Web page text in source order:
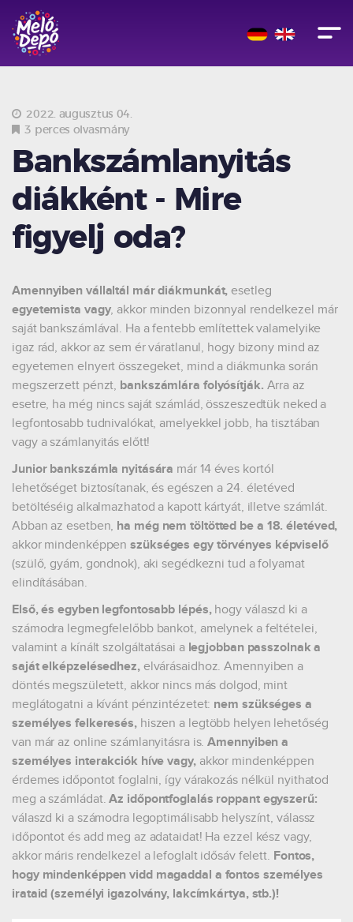
2022. augusztus 04.
3 perces olvasmány
Bankszámlanyitás
diákként - Mire
figyelj oda?
Amennyiben vállaltál már diákmunkát, esetleg
egyetemista vagy, akkor minden bizonnyal rendelkezel már
saját bankszámlával. Ha a fentebb említettek valamelyike
igaz rád, akkor az sem ér váratlanul, hogy bizony mind az
egyetemen elnyert összegeket, mind a diákmunka során
megszerzett pénzt, bankszámlára folyósítják. Arra az
esetre, ha még nincs saját számlád, összeszedtük neked a
legfontosabb tudnivalókat, amelyekkel jobb, ha tisztában
vagy a számlanyitás előtt!
Junior bankszámla nyitására már 14 éves kortól
lehetőséget biztosítanak, és egészen a 24. életéved
betöltéséig alkalmazhatod a kapott kártyát, illetve számlát.
Abban az esetben, ha még nem töltötted be a 18. életéved,
akkor mindenképpenszükséges egy törvényes képviselő
(szülő, gyám, gondnok), aki segédkezni tud a folyamat
elindításában.
Első, és egyben legfontosabb lépés,hogy válaszd ki a
számodra legmegfelelőbb bankot, amelynek a feltételei,
valamint a kínált szolgáltatásai a legjobban passzolnak a
saját elképzelésedhez,elvárásaidhoz. Amennyiben a
döntés megszületett, akkor nincs más dolgod, mint
meglátogatni a kívánt pénzintézetet: nem szükséges a
személyes felkeresés, hiszen a legtöbb helyen lehetőség
van már az online számlanyitásra is.Amennyiben a
személyes interakciók híve vagy,akkor mindenképpen
érdemes időpontot foglalni, így várakozás nélkül nyithatod
meg a számládat.Az időpontfoglalás roppant egyszerű:
válaszd ki a számodra legoptimálisabb helyszínt, válassz
időpontot és add meg az adataidat! Ha ezzel kész vagy,
akkor máris rendelkezel a lefoglalt idősáv felett. Fontos,
hogy mindenképpen vidd magaddal a fontos személyes
irataid (személyi igazolvány, lakcímkártya, stb.)!